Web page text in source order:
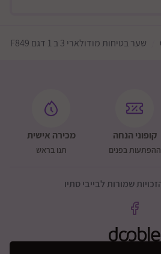
שער בטיחות מודולארי 3 ב 1 דגם F849
קופוני הנחה
ההפתעות בפנים
מכירה אישית
תנו בראש